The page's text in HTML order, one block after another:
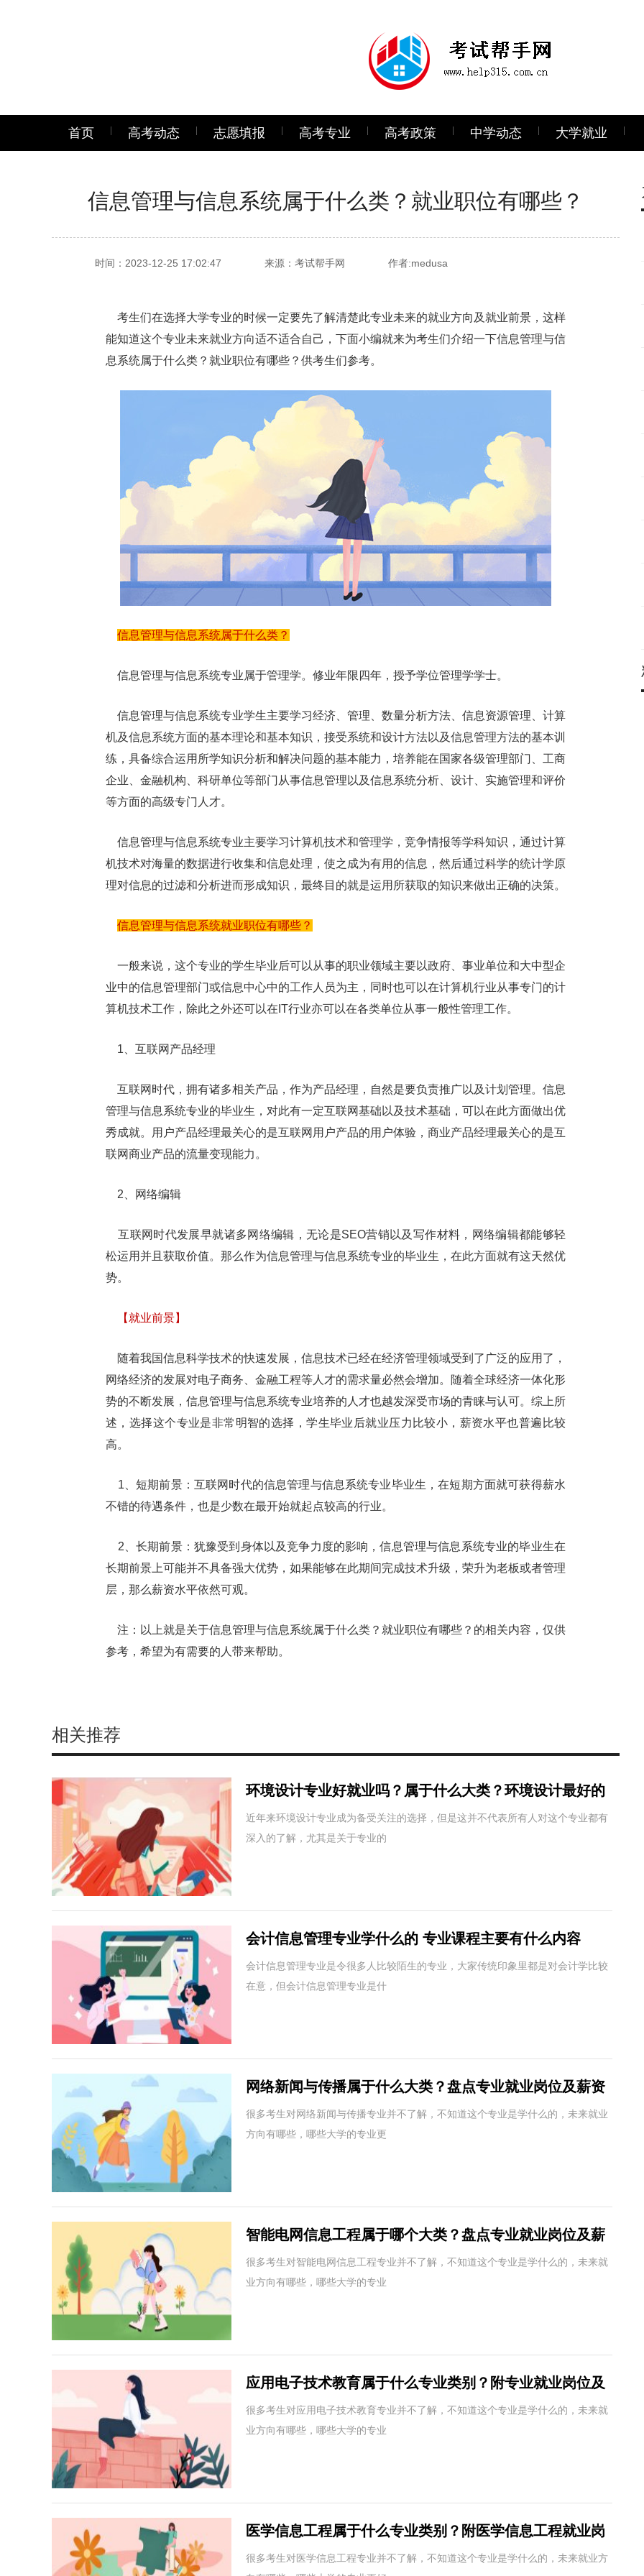
首页 高考动态 志愿填报 高考专业 高考政策 中学动态 大学就业
信息管理与信息系统属于什么类？就业职位有哪些？
时间：2023-12-25 17:02:47 来源：考试帮手网 作者:medusa
考生们在选择大学专业的时候一定要先了解清楚此专业未来的就业方向及就业前景，这样
能知道这个专业未来就业方向适不适合自己，下面小编就来为考生们介绍一下信息管理与信
息系统属于什么类？就业职位有哪些？供考生们参考。
信息管理与信息系统属于什么类？
信息管理与信息系统专业属于管理学。修业年限四年，授予学位管理学学士。
信息管理与信息系统专业学生主要学习经济、管理、数量分析方法、信息资源管理、计算
机及信息系统方面的基本理论和基本知识，接受系统和设计方法以及信息管理方法的基本训
练，具备综合运用所学知识分析和解决问题的基本能力，培养能在国家各级管理部门、工商
企业、金融机构、科研单位等部门从事信息管理以及信息系统分析、设计、实施管理和评价
等方面的高级专门人才。
信息管理与信息系统专业主要学习计算机技术和管理学，竞争情报等学科知识，通过计算
机技术对海量的数据进行收集和信息处理，使之成为有用的信息，然后通过科学的统计学原
理对信息的过滤和分析进而形成知识，最终目的就是运用所获取的知识来做出正确的决策。
信息管理与信息系统就业职位有哪些？
一般来说，这个专业的学生毕业后可以从事的职业领域主要以政府、事业单位和大中型企
业中的信息管理部门或信息中心中的工作人员为主，同时也可以在计算机行业从事专门的计
算机技术工作，除此之外还可以在IT行业亦可以在各类单位从事一般性管理工作。
1、互联网产品经理
互联网时代，拥有诸多相关产品，作为产品经理，自然是要负责推广以及计划管理。信息
管理与信息系统专业的毕业生，对此有一定互联网基础以及技术基础，可以在此方面做出优
秀成就。用户产品经理最关心的是互联网用户产品的用户体验，商业产品经理最关心的是互
联网商业产品的流量变现能力。
2、网络编辑
互联网时代发展早就诸多网络编辑，无论是SEO营销以及写作材料，网络编辑都能够轻
松运用并且获取价值。那么作为信息管理与信息系统专业的毕业生，在此方面就有这天然优
势。
【就业前景】
随着我国信息科学技术的快速发展，信息技术已经在经济管理领域受到了广泛的应用了，
网络经济的发展对电子商务、金融工程等人才的需求量必然会增加。随着全球经济一体化形
势的不断发展，信息管理与信息系统专业培养的人才也越发深受市场的青睐与认可。综上所
述，选择这个专业是非常明智的选择，学生毕业后就业压力比较小，薪资水平也普遍比较
高。
1、短期前景：互联网时代的信息管理与信息系统专业毕业生，在短期方面就可获得薪水
不错的待遇条件，也是少数在最开始就起点较高的行业。
2、长期前景：犹豫受到身体以及竞争力度的影响，信息管理与信息系统专业的毕业生在
长期前景上可能并不具备强大优势，如果能够在此期间完成技术升级，荣升为老板或者管理
层，那么薪资水平依然可观。
注：以上就是关于信息管理与信息系统属于什么类？就业职位有哪些？的相关内容，仅供
参考，希望为有需要的人带来帮助。
相关推荐
环境设计专业好就业吗？属于什么大类？环境设计最好的
出路有哪些
近年来环境设计专业成为备受关注的选择，但是这并不代表所有人对这个专业都有
深入的了解，尤其是关于专业的
会计信息管理专业学什么的 专业课程主要有什么内容
会计信息管理专业是令很多人比较陌生的专业，大家传统印象里都是对会计学比较
在意，但会计信息管理专业是什
网络新闻与传播属于什么大类？盘点专业就业岗位及薪资
待遇
很多考生对网络新闻与传播专业并不了解，不知道这个专业是学什么的，未来就业
方向有哪些，哪些大学的专业更
智能电网信息工程属于哪个大类？盘点专业就业岗位及薪
资待遇
很多考生对智能电网信息工程专业并不了解，不知道这个专业是学什么的，未来就
业方向有哪些，哪些大学的专业
应用电子技术教育属于什么专业类别？附专业就业岗位及
薪资待遇
很多考生对应用电子技术教育专业并不了解，不知道这个专业是学什么的，未来就
业方向有哪些，哪些大学的专业
医学信息工程属于什么专业类别？附医学信息工程就业岗
位有哪些？
很多考生对医学信息工程专业并不了解，不知道这个专业是学什么的，未来就业方